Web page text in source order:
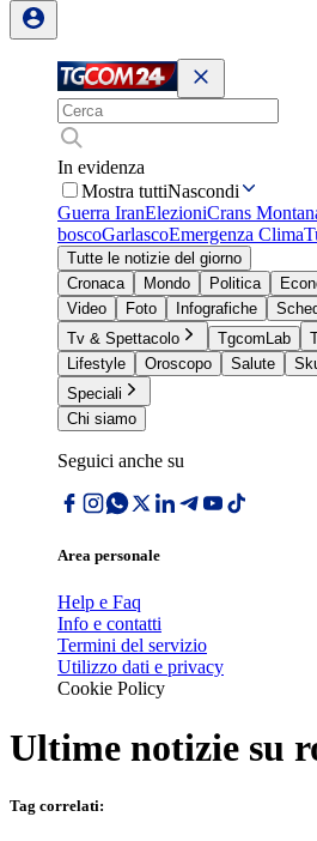
In evidenza
Mostra tuttiNascondi
Guerra IranElezioniCrans
boscoGarlascoEmergenza Clima
Tutte le notizie del giorno
Cronaca
Mondo Politica
Video
Foto Infografiche
Tv & Spettacolo
TgcomLab
Lifestyle
Oroscopo Salute
Speciali
Chi siamo
Seguici anche su
Area personale
Help e Faq
Info e contatti
Termini del servizio
Utilizzo dati e privacy
Cookie Policy
Ultime notizie su
Tag correlati: